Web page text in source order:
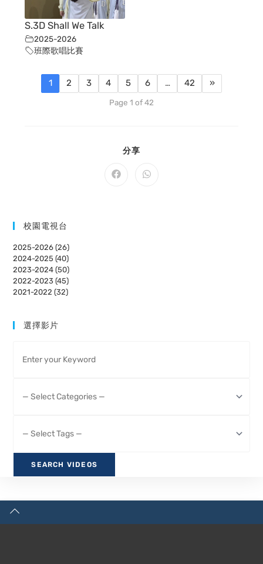
S.3D Shall We Talk
2025-2026
班際歌唱比賽
1 2 3 4 5 6 … 42 »
Page 1 of 42
分享
CONTENT
Opens
Opens
校園電視台
2025-2026 (26)
2024-2025 (40)
2023-2024 (50)
2022-2023 (45)
2021-2022 (32)
選擇影片